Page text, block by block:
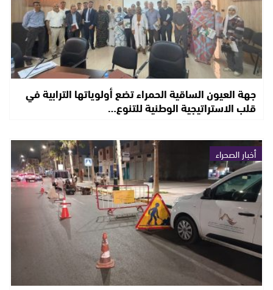
جهة العيون الساقية الحمراء تضع أولوياتها الترابية في
قلب الاستراتيجية الوطنية للتنوع…
أخبار الصحراء